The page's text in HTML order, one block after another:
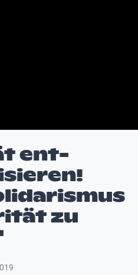
ent-
zu